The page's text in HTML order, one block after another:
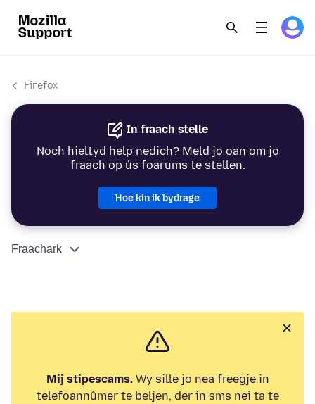
Firefox
In fraach stelle
Noch hieltyd help nedich? Meld jo oan om jo
fraach op ús foarums te stellen.
Hoe kin ik bydrage
Fraachark
Mij stipescams.Wy sille jo nea freegje in
telefoannûmer te beljen, der in sms nei ta te